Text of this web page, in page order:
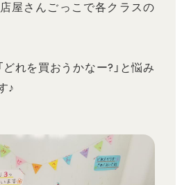
屋さんごっこで各クラスの
れを買おうかなー?」と悩み
♪